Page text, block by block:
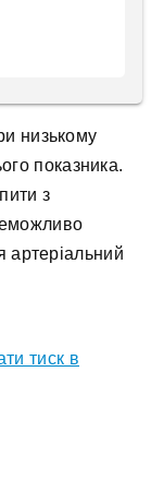
низькому
показника.
з
артеріальний
тиск в